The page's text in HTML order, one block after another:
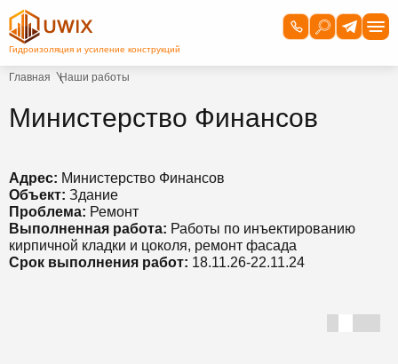
Главная Наши работы
Министерство Финансов
Адрес: Министерство Финансов
Объект: Здание
Проблема: Ремонт
Выполненная работа: Работы по инъектированию
кирпичной кладки и цоколя, ремонт фасада
Срок выполнения работ: 18.11.26-22.11.24